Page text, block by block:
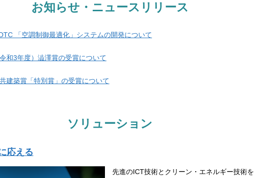
お知らせ・ニュースリリース
「空調制御最適化」システムの開発について
和3年度）澁澤賞の受賞について
建築賞「特別賞」の受賞について
ソリューション
応える
先進のICT技術とクリーン・エネルギー技術を